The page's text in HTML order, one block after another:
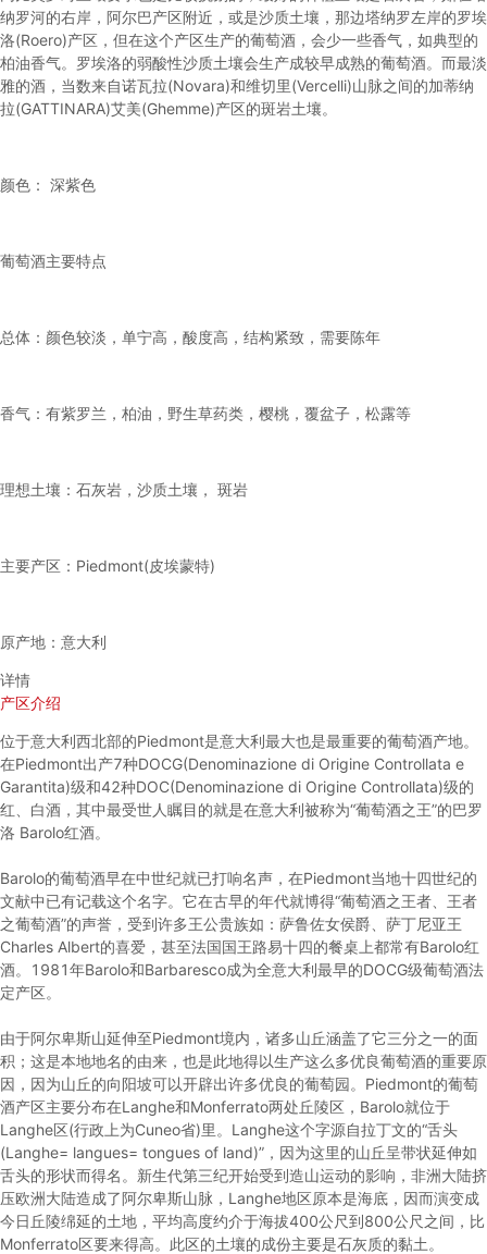
纳罗河的右岸，阿尔巴产区附近，或是沙质土壤，那边塔纳罗左岸的罗埃
洛(Roero)产区，但在这个产区生产的葡萄酒，会少一些香气，如典型的
柏油香气。罗埃洛的弱酸性沙质土壤会生产成较早成熟的葡萄酒。而最淡
雅的酒，当数来自诺瓦拉(Novara)和维切里(Vercelli)山脉之间的加蒂纳
拉(GATTINARA)艾美(Ghemme)产区的斑岩土壤。
颜色： 深紫色
葡萄酒主要特点
总体：颜色较淡，单宁高，酸度高，结构紧致，需要陈年
香气：有紫罗兰，柏油，野生草药类，樱桃，覆盆子，松露等
理想土壤：石灰岩，沙质土壤， 斑岩
主要产区：Piedmont(皮埃蒙特)
原产地：意大利
详情
产区介绍
位于意大利西北部的Piedmont是意大利最大也是最重要的葡萄酒产地。
在Piedmont出产7种DOCG(Denominazione di Origine Controllata e
Garantita)级和42种DOC(Denominazione di Origine Controllata)级的
红、白酒，其中最受世人瞩目的就是在意大利被称为“葡萄酒之王”的巴罗
洛 Barolo红酒。
Barolo的葡萄酒早在中世纪就已打响名声，在Piedmont当地十四世纪的
文献中已有记载这个名字。它在古早的年代就博得“葡萄酒之王者、王者
之葡萄酒”的声誉，受到许多王公贵族如：萨鲁佐女侯爵、萨丁尼亚王
Charles Albert的喜爱，甚至法国国王路易十四的餐桌上都常有Barolo红
酒。1981年Barolo和Barbaresco成为全意大利最早的DOCG级葡萄酒法
定产区。
由于阿尔卑斯山延伸至Piedmont境内，诸多山丘涵盖了它三分之一的面
积；这是本地地名的由来，也是此地得以生产这么多优良葡萄酒的重要原
因，因为山丘的向阳坡可以开辟出许多优良的葡萄园。Piedmont的葡萄
酒产区主要分布在Langhe和Monferrato两处丘陵区，Barolo就位于
Langhe区(行政上为Cuneo省)里。Langhe这个字源自拉丁文的“舌头
(Langhe= langues= tongues of land)”，因为这里的山丘呈带状延伸如
舌头的形状而得名。新生代第三纪开始受到造山运动的影响，非洲大陆挤
压欧洲大陆造成了阿尔卑斯山脉，Langhe地区原本是海底，因而演变成
今日丘陵绵延的土地，平均高度约介于海拔400公尺到800公尺之间，比
Monferrato区要来得高。此区的土壤的成份主要是石灰质的黏土。